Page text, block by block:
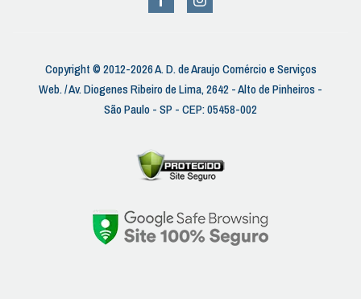
Copyright © 2012-2026 A. D. de Araujo Comércio e Serviços
Web. / Av. Diogenes Ribeiro de Lima, 2642 - Alto de Pinheiros -
São Paulo - SP - CEP: 05458-002